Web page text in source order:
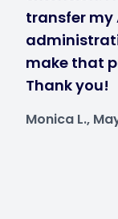
transfer my
make that
Thank you!
Monica L.,